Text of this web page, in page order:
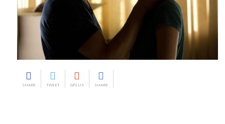
SHARE TWEET GPLUS SHARE